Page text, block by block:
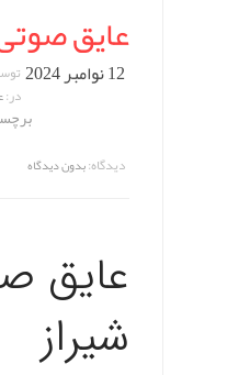
عایق
12 نوامبر 2024
در:
دیدگاه:بدون دیدگاه
عایق
شیراز